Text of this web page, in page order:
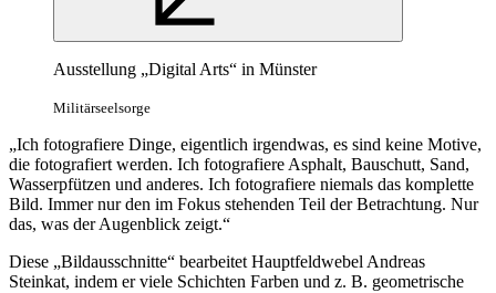
Ausstellung „Digital Arts“ in Münster
Militärseelsorge
„Ich fotografiere Dinge, eigentlich irgendwas, es sind keine Motive,
die fotografiert werden. Ich fotografiere Asphalt, Bauschutt, Sand,
Wasserpfützen und anderes. Ich fotografiere niemals das komplette
Bild. Immer nur den im Fokus stehenden Teil der Betrachtung. Nur
das, was der Augenblick zeigt.“
Diese „Bildausschnitte“ bearbeitet Hauptfeldwebel Andreas
Steinkat, indem er viele Schichten Farben und z. B. geometrische